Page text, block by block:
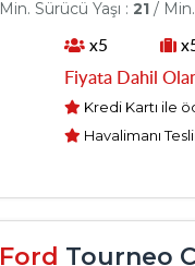
Min. Sürücü Yaşı : 21 / Min.
x5
Fiyata Dahil
Kredi Kartı ile
Havalimanı
Ford Tourneo